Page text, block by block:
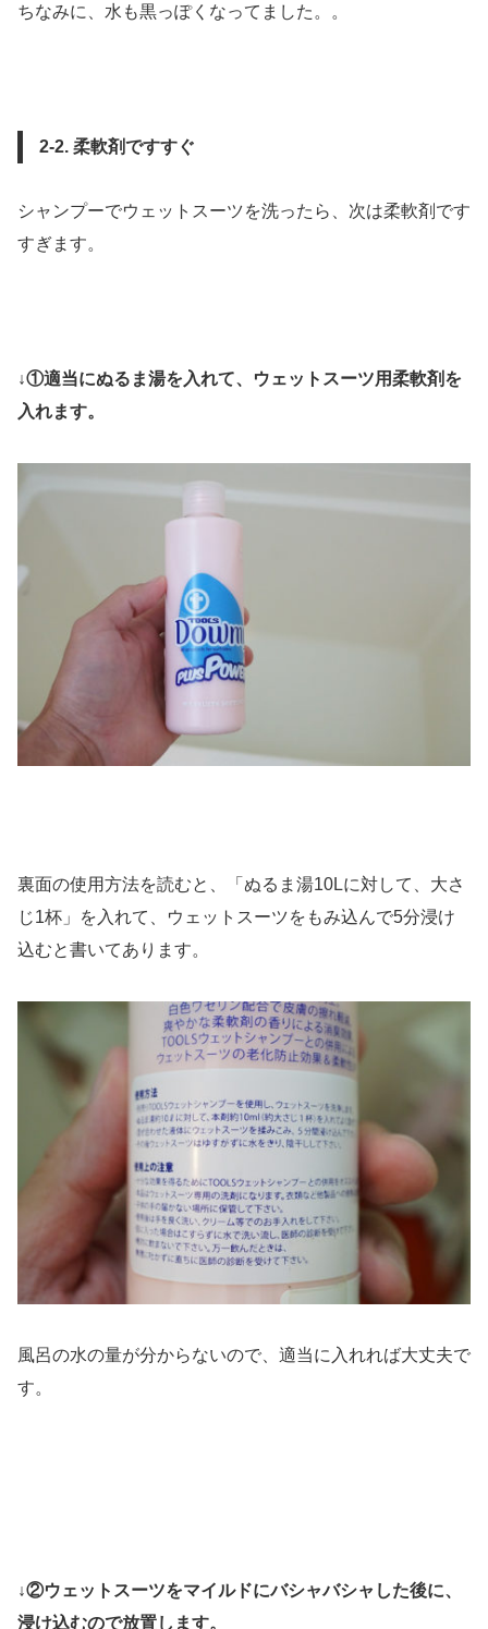
ちなみに、水も黒っぽくなってました。。
2-2. 柔軟剤ですすぐ
シャンプーでウェットスーツを洗ったら、次は柔軟剤です
すぎます。
↓①適当にぬるま湯を入れて、ウェットスーツ用柔軟剤を
入れます。
裏面の使用方法を読むと、「ぬるま湯10Lに対して、大さ
じ1杯」を入れて、ウェットスーツをもみ込んで5分浸け
込むと書いてあります。
風呂の水の量が分からないので、適当に入れれば大丈夫で
す。
↓②ウェットスーツをマイルドにバシャバシャした後に、
浸け込むので放置します。